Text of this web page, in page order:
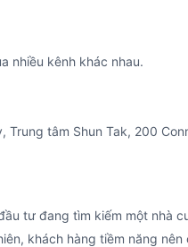
nhiều kênh khác nhau.
Trung tâm Shun Tak, 200
tư đang tìm kiếm một nhà
khách hàng tiềm năng